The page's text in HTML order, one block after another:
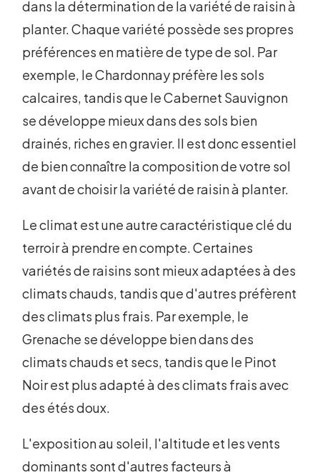
dans la détermination de la variété de raisin à
planter. Chaque variété possède ses propres
préférences en matière de type de sol. Par
exemple, le Chardonnay préfère les sols
calcaires, tandis que le Cabernet Sauvignon
se développe mieux dans des sols bien
drainés, riches en gravier. Il est donc essentiel
de bien connaître la composition de votre sol
avant de choisir la variété de raisin à planter.
Le climat est une autre caractéristique clé du
terroir à prendre en compte. Certaines
variétés de raisins sont mieux adaptées à des
climats chauds, tandis que d'autres préfèrent
des climats plus frais. Par exemple, le
Grenache se développe bien dans des
climats chauds et secs, tandis que le Pinot
Noir est plus adapté à des climats frais avec
des étés doux.
L'exposition au soleil, l'altitude et les vents
dominants sont d'autres facteurs à